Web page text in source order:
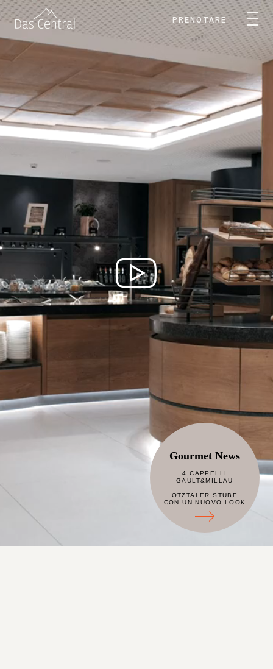
PRENOTARE
Gourmet News
4 CAPPELLI
GAULT&MILLAU
ÖTZTALER STUBE
CON UN NUOVO LOOK